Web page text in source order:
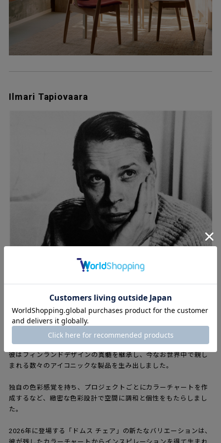
Ilmari Tapiovaara
イルマリ・タピオヴァーラ（1914 – 1999）は、フィンランドを
代表するインテリア建築家であり、時代を超えて愛されるデザイ
ナーのひとりです。
彼はフィンランドデザインの真髄を継承し、今なお世界中で親し
まれる数々のアイコニックな製品を生み出しました。
独自の色彩感覚を持ち、プロジェクトごとにカラーチャートを作
成するなど、緻密な色彩設計で空間に調和と個性をもたらしまし
た。
2026年に登場する「ドムス チェア」の新たなバリエーションは、